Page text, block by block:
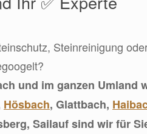
Steinreinigung
und im ganzen Umland
Hösbach, Glattbach,
Sailauf sind wir für